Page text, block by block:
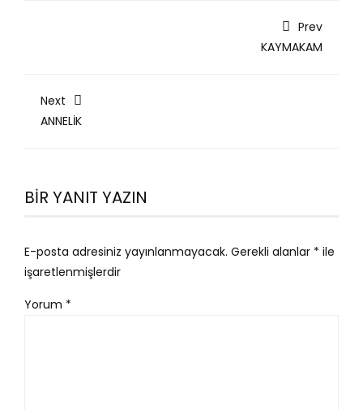
Prev
KAYMAKAM
Next
ANNELİK
BIR YANIT YAZIN
E-posta adresiniz yayınlanmayacak. Gerekli alanlar * ile
işaretlenmişlerdir
Yorum *